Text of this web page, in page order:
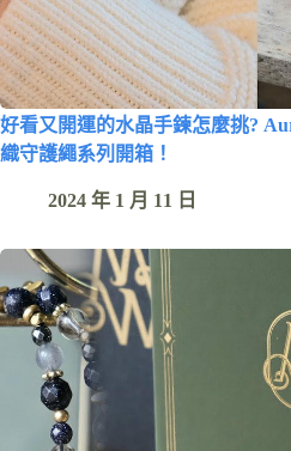
好看又開運的水晶手鍊怎麼挑?
織守護繩系列開箱！
2024 年 1 月 11 日